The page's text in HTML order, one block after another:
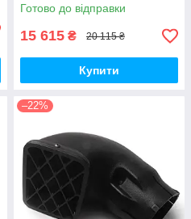
Готово до відправки
15 615 ₴ 20 115 ₴
Купити
–22%